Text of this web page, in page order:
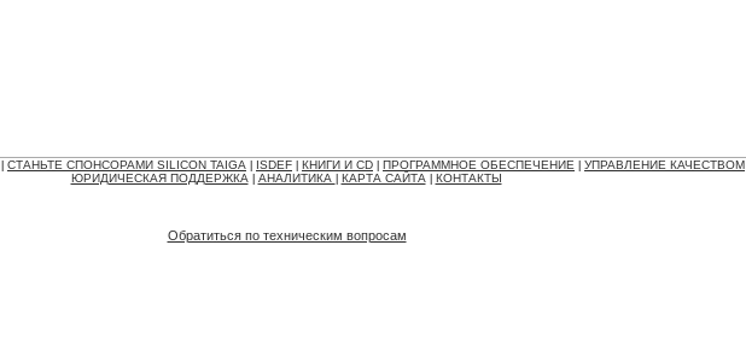
СТАНЬТЕ СПОНСОРАМИ SILICON TAIGA ISDEF КНИГИ И CD ПРОГРАММНОЕ ОБЕСПЕЧЕНИЕ УПРАВЛЕНИЕ КАЧЕСТВОМ
ЮРИДИЧЕСКАЯ ПОДДЕРЖКА| АНАЛИТИКА КАРТА САЙТА| КОНТАКТЫ
Обратиться по техническим вопросам